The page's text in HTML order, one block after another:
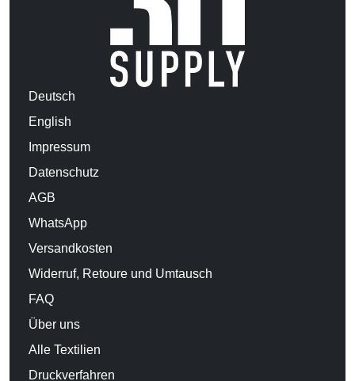
Deutsch
English
Impressum
Datenschutz
AGB
WhatsApp
Versandkosten
Widerruf, Retoure und Umtausch
FAQ
Über uns
Alle Textilien
Druckverfahren